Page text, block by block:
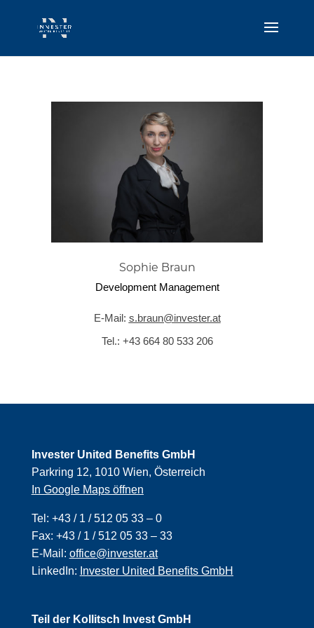
Sophie Braun
Development Management
E-Mail: s.braun@invester.at
Tel.: +43 664 80 533 206
Invester United Benefits GmbH
Parkring 12, 1010 Wien, Österreich
In Google Maps öffnen
Tel: +43 / 1 / 512 05 33 – 0
Fax: +43 / 1 / 512 05 33 – 33
E-Mail: office@invester.at
LinkedIn: Invester United Benefits GmbH
Teil der Kollitsch Invest GmbH